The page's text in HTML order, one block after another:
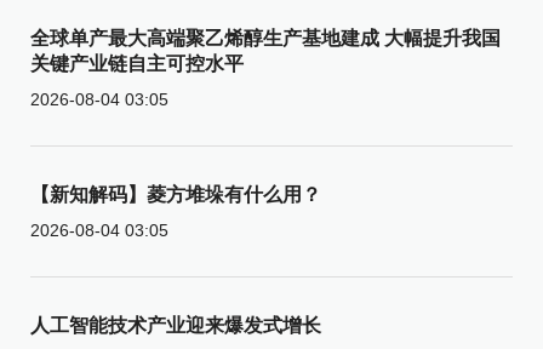
全球单产最大高端聚乙烯醇生产基地建成 大幅提升我国
关键产业链自主可控水平
2026-08-04 03:05
【新知解码】菱方堆垛有什么用？
2026-08-04 03:05
人工智能技术产业迎来爆发式增长